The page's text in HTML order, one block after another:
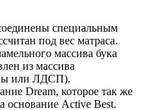
специальным
под вес матраса.
массива бука
из массива
или ЛДСП).
Dream, которое так же
основание Active Best.